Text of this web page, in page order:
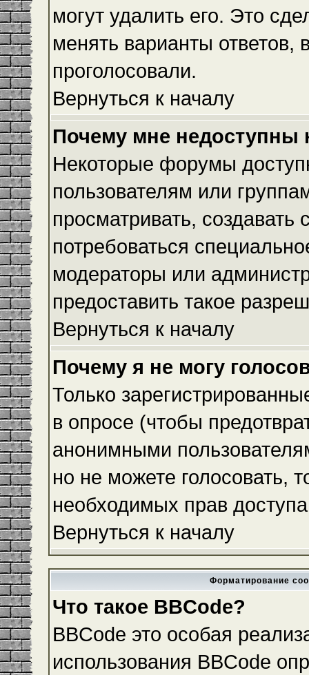
могут удалить его. Это
менять варианты ответов,
проголосовали.
Вернуться к началу
Почему мне
Некоторые форумы
пользователям или
просматривать,
потребоваться
модераторы или
предоставить такое
Вернуться к началу
Почему я не могу
Только
в опросе (чтобы
анонимными
но не можете голосовать,
необходимых прав
Вернуться к началу
Форматирование
Что такое BBCode?
BBCode это особая
использования BBCode